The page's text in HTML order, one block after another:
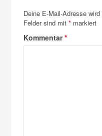
Deine E-Mail-Adresse
Felder sind mit* markiert
Kommentar*